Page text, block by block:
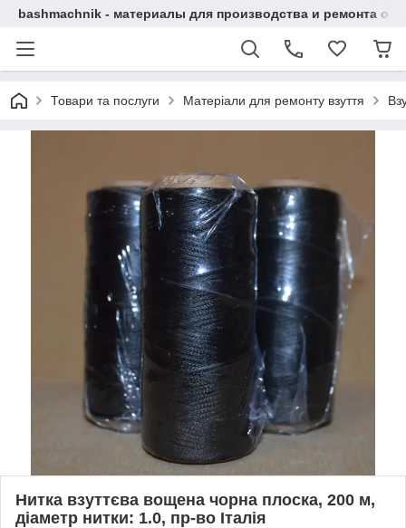
bashmachnik - материалы для производства и ремонта
Товари та послуги Матеріали для ремонту взуття
Нитка взуттєва вощена чорна плоска, 200 м,
діаметр нитки: 1.0, пр-во Італія